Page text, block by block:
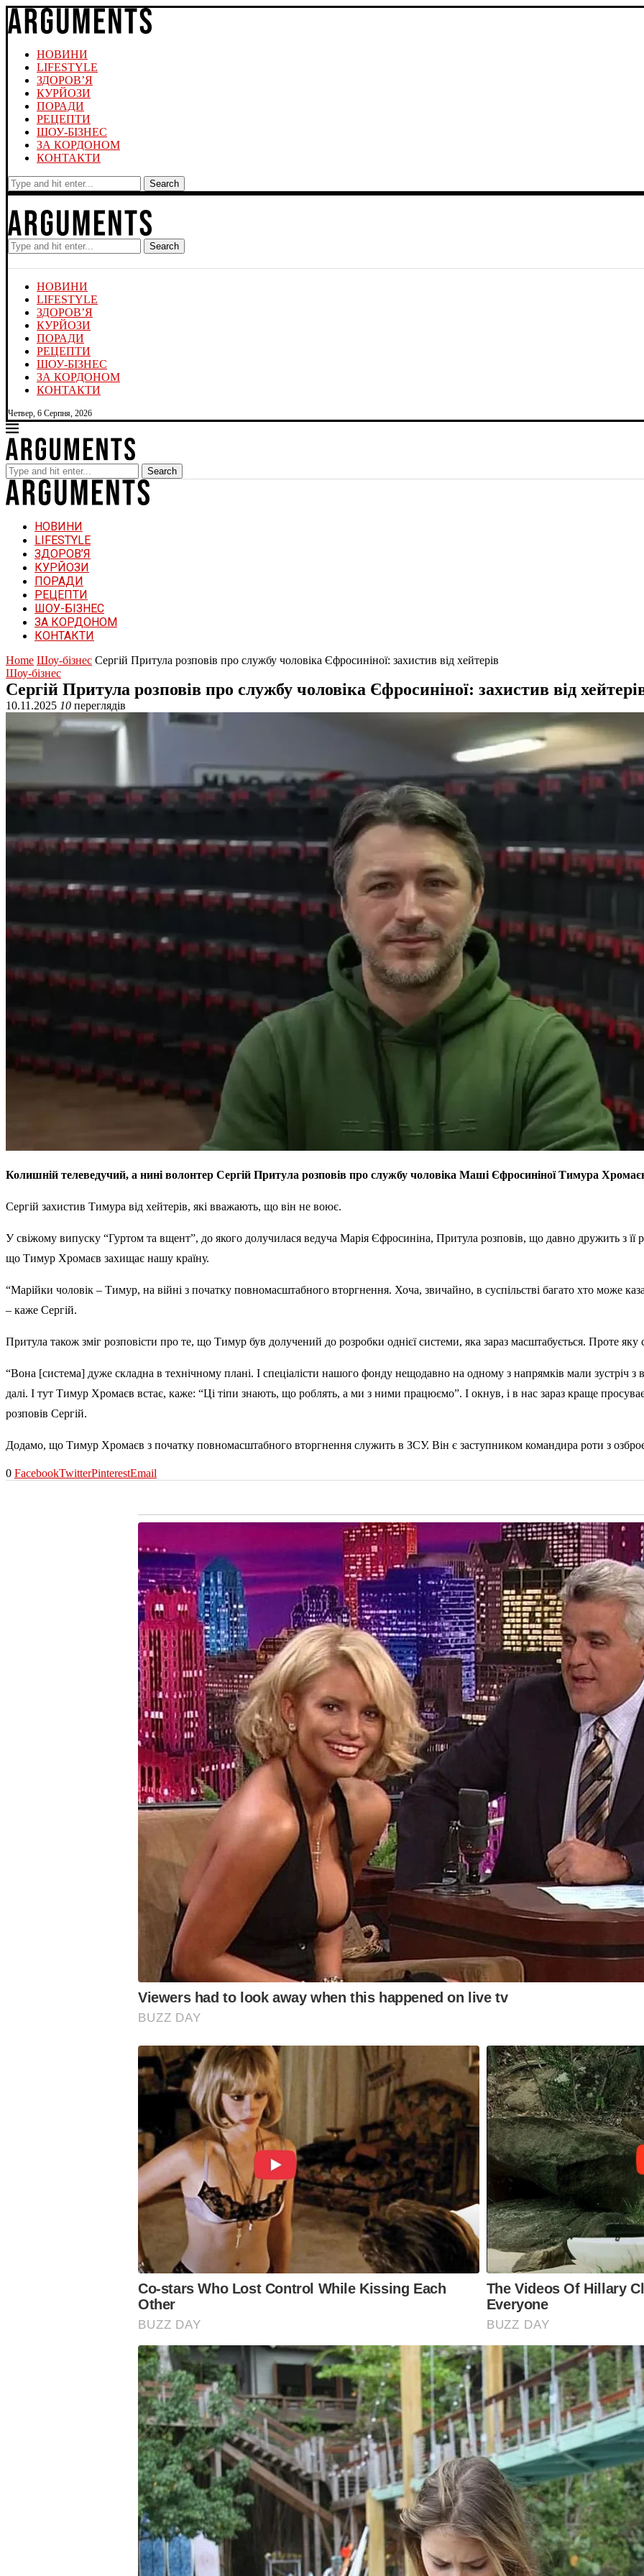
НОВИНИ
LIFESTYLE
ЗДОРОВ’Я
КУРЙОЗИ
ПОРАДИ
РЕЦЕПТИ
ШОУ-БІЗНЕС
ЗА КОРДОНОМ
КОНТАКТИ
Search
Search
НОВИНИ
LIFESTYLE
ЗДОРОВ’Я
КУРЙОЗИ
ПОРАДИ
РЕЦЕПТИ
ШОУ-БІЗНЕС
ЗА КОРДОНОМ
КОНТАКТИ
Четвер, 6 Серпня, 2026
Search
НОВИНИ
LIFESTYLE
ЗДОРОВ’Я
КУРЙОЗИ
ПОРАДИ
РЕЦЕПТИ
ШОУ-БІЗНЕС
ЗА КОРДОНОМ
КОНТАКТИ
Home Шоу-бізнес Сергій Притула розповів про службу чоловіка Єфросиніної: захистив від хейтерів
Шоу-бізнес
Сергій Притула розповів про службу чоловіка Єфросиніної: захистив від
10.11.2025 10 переглядів
Колишній телеведучий, а нині волонтер Сергій Притула розповів про службу чоловіка Маші Єфросиніної Тимура
Сергій захистив Тимура від хейтерів, які вважають, що він не воює.
У свіжому випуску “Гуртом та вщент”, до якого долучилася ведуча Марія Єфросиніна, Притула розповів, що давно дружить з
що Тимур Хромаєв захищає нашу країну.
“Марійки чоловік – Тимур, на війні з початку повномасштабного вторгнення. Хоча, звичайно, в суспільстві багато хто може
– каже Сергій.
Притула також зміг розповісти про те, що Тимур був долучений до розробки однієї системи, яка зараз масштабується. Проте
“Вона [система] дуже складна в технічному плані. І спеціалісти нашого фонду нещодавно на одному з напрямків мали зустріч з
далі. І тут Тимур Хромаєв встає, каже: “Ці тіпи знають, що роблять, а ми з ними працюємо”. І окнув, і в нас зараз краще
розповів Сергій.
Додамо, що Тимур Хромаєв з початку повномасштабного вторгнення служить в ЗСУ. Він є заступником командира роти з
0 FacebookTwitterPinterestEmail